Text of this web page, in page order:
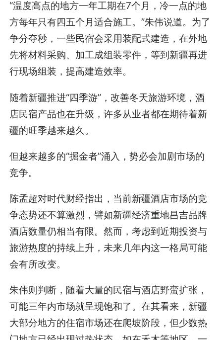
“温度高点的地方一年工期在7个月，冷一点的地
方每年只有四五个月适合施工。”朱伟说道。为了
争分夺秒，一些民宿会采用装配式建造，在外地
先将材料采购、加工成组装零件，等到新疆再进
行现场组装，提高建造效率。
随着新疆推进“四季游”，改善冬天旅游环境，酒
店民宿产品也在升级，许多从业者都在期待着新
疆的旺季越来越久。
但越来越多的“掘金者”涌入，势必会加剧市场的
竞争。
陈孟超对时代财经指出，当前新疆酒店市场的竞
争态势还不算激烈，譬如新疆经济重地昌吉品牌
酒店数量仍相当有限。然而，考虑到近期投资与
旅游热度的持续上升，未来几年内这一格局可能
会有所改变。
朱伟则判断，随着大量的民宿与酒店野蛮扩张，
可能三年内市场就呈现饱和了。在其看来，新疆
大部分地方的住宿市场还在爬坡阶段，但少数热